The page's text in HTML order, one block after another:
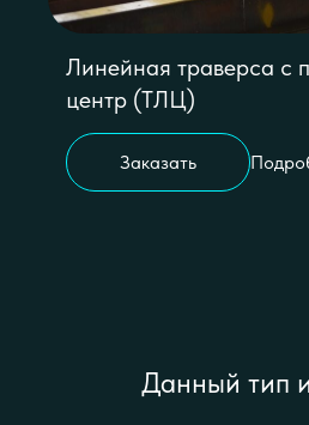
Линейная траверса с
центр (ТЛЦ)
Заказать
Данный тип